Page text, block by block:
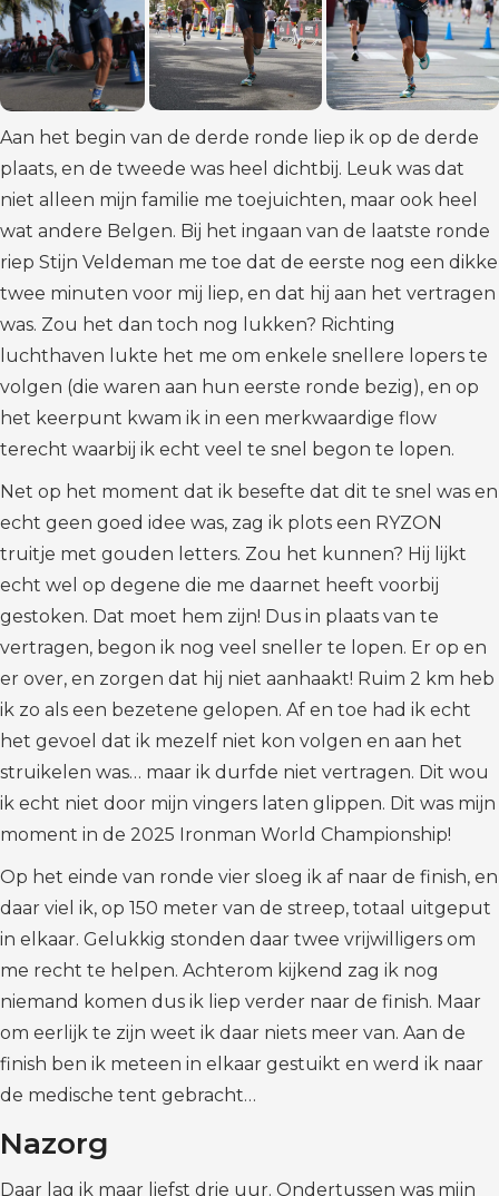
Aan het begin van de derde ronde liep ik op de derde
plaats, en de tweede was heel dichtbij. Leuk was dat
niet alleen mijn familie me toejuichten, maar ook heel
wat andere Belgen. Bij het ingaan van de laatste ronde
riep Stijn Veldeman me toe dat de eerste nog een dikke
twee minuten voor mij liep, en dat hij aan het vertragen
was. Zou het dan toch nog lukken? Richting
luchthaven lukte het me om enkele snellere lopers te
volgen (die waren aan hun eerste ronde bezig), en op
het keerpunt kwam ik in een merkwaardige flow
terecht waarbij ik echt veel te snel begon te lopen.
Net op het moment dat ik besefte dat dit te snel was en
echt geen goed idee was, zag ik plots een RYZON
truitje met gouden letters. Zou het kunnen? Hij lijkt
echt wel op degene die me daarnet heeft voorbij
gestoken. Dat moet hem zijn! Dus in plaats van te
vertragen, begon ik nog veel sneller te lopen. Er op en
er over, en zorgen dat hij niet aanhaakt! Ruim 2 km heb
ik zo als een bezetene gelopen. Af en toe had ik echt
het gevoel dat ik mezelf niet kon volgen en aan het
struikelen was… maar ik durfde niet vertragen. Dit wou
ik echt niet door mijn vingers laten glippen. Dit was mijn
moment in de 2025 Ironman World Championship!
Op het einde van ronde vier sloeg ik af naar de finish, en
daar viel ik, op 150 meter van de streep, totaal uitgeput
in elkaar. Gelukkig stonden daar twee vrijwilligers om
me recht te helpen. Achterom kijkend zag ik nog
niemand komen dus ik liep verder naar de finish. Maar
om eerlijk te zijn weet ik daar niets meer van. Aan de
finish ben ik meteen in elkaar gestuikt en werd ik naar
de medische tent gebracht…
Nazorg
Daar lag ik maar liefst drie uur. Ondertussen was mijn